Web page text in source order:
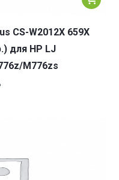
CS-W2012X 659X
для HP LJ
M776zs